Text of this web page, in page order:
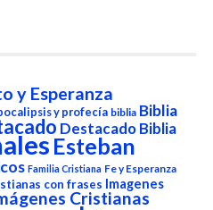
y Esperanza
y profecía biblia Biblia
Destacado Biblia
Esteban
Familia Cristiana Fe y Esperanza
con frases Imagenes
Cristianas